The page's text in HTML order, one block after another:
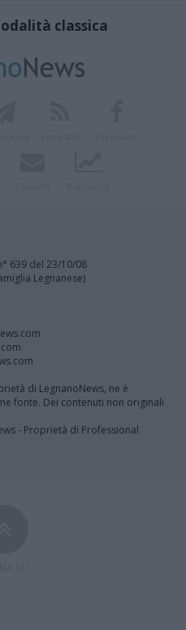
classica
639 del 23/10/08
Legnanese)
di LegnanoNews, ne è
fonte. Dei contenuti non originali
- Proprietà di Professional